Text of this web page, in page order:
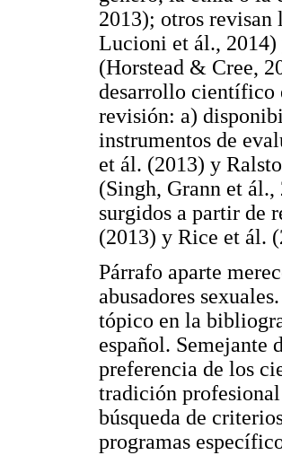
2013); otros revisan
Lucioni et ál., 2014)
(Horstead & Cree,
desarrollo científico
revisión: a)
instrumentos de
et ál. (2013) y
(Singh, Grann et ál.,
surgidos a partir de
(2013) y Rice et ál.
Párrafo aparte
abusadores
tópico en la
español. Semejante
preferencia de los
tradición
búsqueda de
programas